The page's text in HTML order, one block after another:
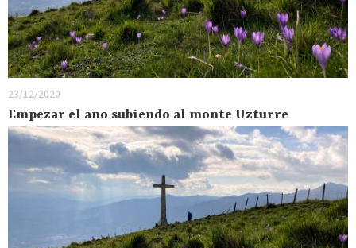
23/12/2020
Empezar el año subiendo al monte Uzturre